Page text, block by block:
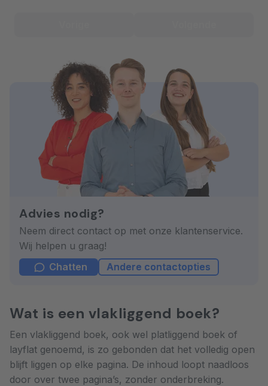
Advies nodig?
Neem direct contact op met onze klantenservice.
Wij helpen u graag!
Chatten
Andere contactopties
Wat is een vlakliggend boek?
Een vlakliggend boek, ook wel platliggend boek of
layflat genoemd, is zo gebonden dat het volledig open
blijft liggen op elke pagina. De inhoud loopt naadloos
door over twee pagina’s, zonder onderbreking.